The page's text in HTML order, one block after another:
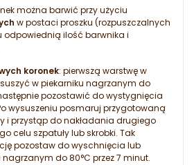
można barwić przy użyciu
w postaci proszku (rozpuszczalnych
odpowiednią ilość barwnika i
koronek: pierwszą warstwę w
w piekarniku nagrzanym do
pozostawić do wystygnięcia
wysuszeniu posmaruj przygotowaną
i przystąp do nakładania drugiego
celu szpatuły lub skrobki. Tak
pozostaw do wyschnięcia lub
do 80°C przez 7 minut.